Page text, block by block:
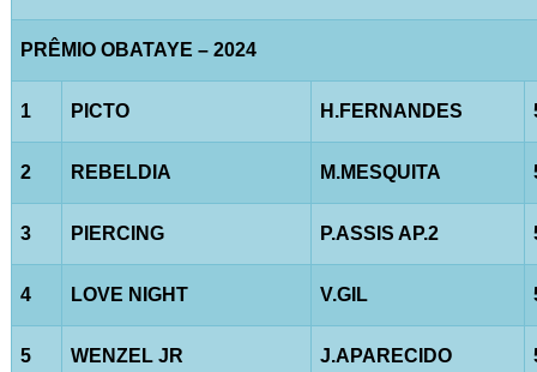
PRÊMIO OBATAYE – 2024
1 PICTO H.FERNANDES
2 REBELDIA M.MESQUITA
3 PIERCING P.ASSIS AP.2
4 LOVE NIGHT V.GIL
5 WENZEL JR J.APARECIDO